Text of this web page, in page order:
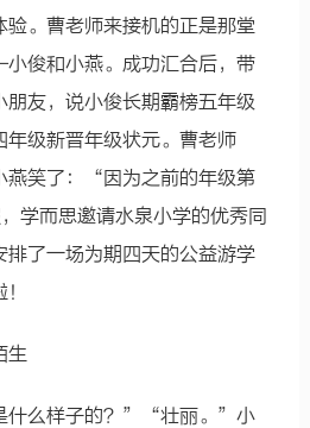
。曹老师来接机的正是那堂
俊和小燕。成功汇合后，带
朋友，说小俊长期霸榜五年级
年级新晋年级状元。曹老师
燕笑了：“因为之前的年级第
学而思邀请水泉小学的优秀同
排了一场为期四天的公益游学
生
什么样子的？”“壮丽。”小